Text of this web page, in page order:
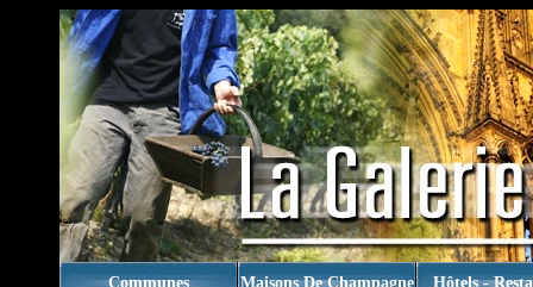
Communes Maisons De Champagne Hôtels -